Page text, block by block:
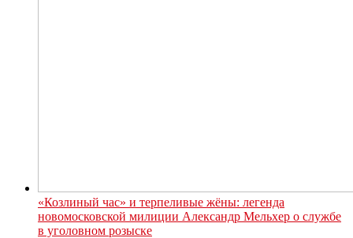
«Козлиный час» и терпеливые жёны: легенда
новомосковской милиции Александр Мельхер о службе
в уголовном розыске